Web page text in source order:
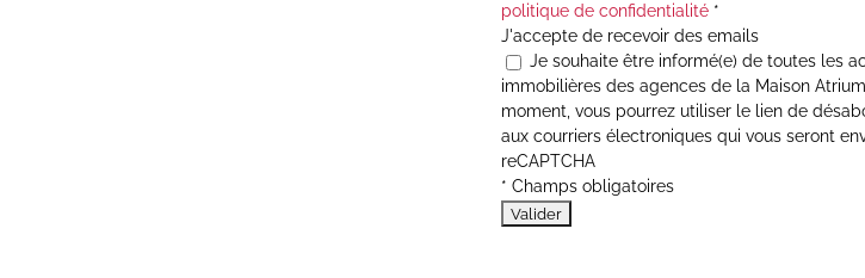
politique de confidentialité *
J'accepte de recevoir des emails
Je souhaite être informé(e) de toutes les
immobilières des agences de la Maison
moment, vous pourrez utiliser le lien de
aux courriers électroniques qui vous seront
reCAPTCHA
* Champs obligatoires